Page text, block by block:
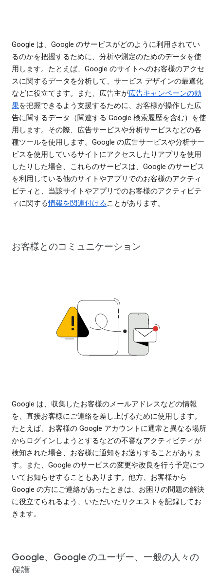
Google は、Google のサービスがどのように利用されてい
るのかを把握するために、分析や測定のためのデータを使
用します。たとえば、Google のサイトへのお客様のアクセ
スに関するデータを分析して、サービス デザインの最適化
などに役立てます。また、広告主が広告キャンペーンの効
果を把握できるよう支援するために、お客様が操作した広
告に関するデータ（関連する Google 検索履歴を含む）を使
用します。その際、広告サービスや分析サービスなどの各
種ツールを使用します。Google の広告サービスや分析サー
ビスを使用しているサイトにアクセスしたりアプリを使用
したりした場合、これらのサービスは、Google のサービス
を利用している他のサイトやアプリでのお客様のアクティ
ビティと、当該サイトやアプリでのお客様のアクティビテ
ィに関する情報を関連付ける ことがあります。
お客様とのコミュニケーション
Google は、収集したお客様のメールアドレスなどの情報
を、直接お客様にご連絡を差し上げるために使用します。
たとえば、お客様の Google アカウントに通常と異なる場所
からログインしようとするなどの不審なアクティビティが
検知された場合、お客様に通知をお送りすることがありま
す。また、Google のサービスの変更や改良を行う予定につ
いてお知らせすることもあります。他方、お客様から
Google の方にご連絡があったときは、お困りの問題の解決
に役立てられるよう、いただいたリクエストを記録してお
きます。
Google、Google のユーザー、一般の人々の
保護